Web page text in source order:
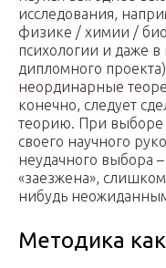
исследования,
физике / химии /
психологии и даже в
дипломного
неординарные
конечно, следует
теорию. При выборе
своего научного
неудачного выбора –
«заезжена»,
нибудь
Методика